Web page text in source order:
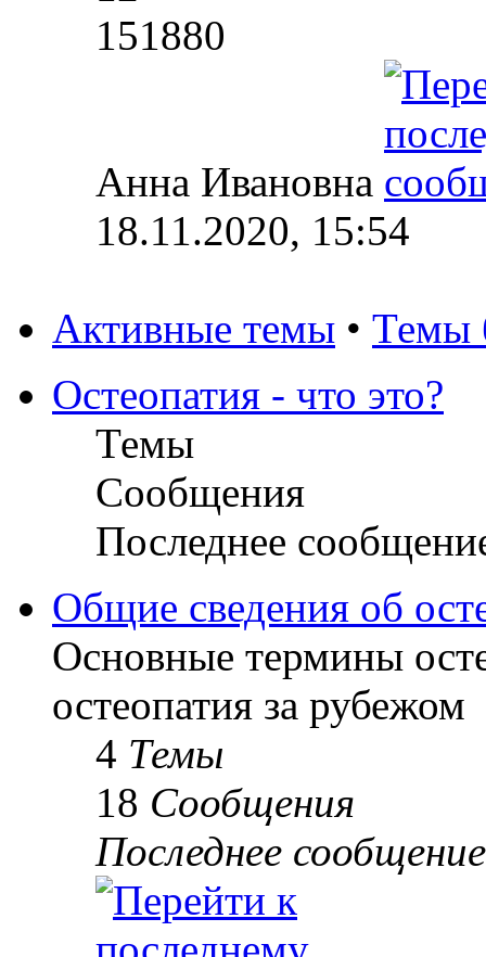
151880
Анна Ивановна
18.11.2020, 15:54
Активные темы • Темы
Остеопатия - что это?
Темы
Сообщения
Последнее
Общие сведения об
Основные термины
остеопатия за рубежом
4 Темы
18 Сообщения
Последнее сообщение